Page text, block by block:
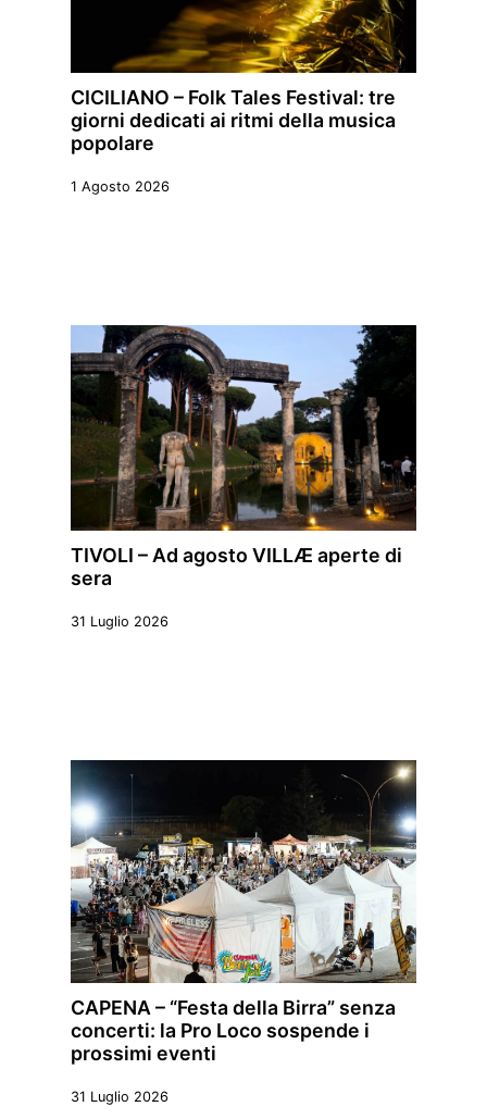
CICILIANO – Folk Tales Festival: tre
giorni dedicati ai ritmi della musica
popolare
1 Agosto 2026
TIVOLI – Ad agosto VILLÆ aperte di
sera
31 Luglio 2026
CAPENA – “Festa della Birra” senza
concerti: la Pro Loco sospende i
prossimi eventi
31 Luglio 2026